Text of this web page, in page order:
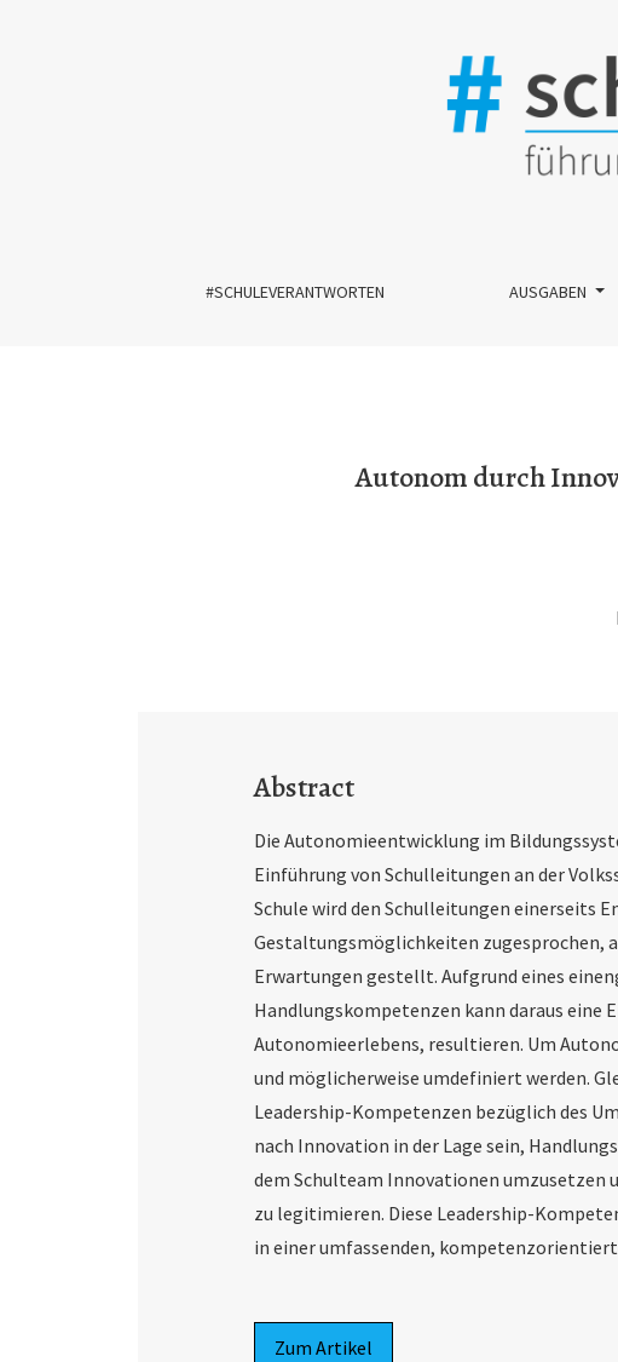
Autonom durch Innovation: Autonome Schulleitungen
#SCHULEVERANTWORTEN AUSGABEN
Autonom durch
Abstract
Die Autonomieentwicklung im
Einführung von Schulleitungen an der
Schule wird den Schulleitungen einerseits
Gestaltungsmöglichkeiten zugesprochen,
Erwartungen gestellt. Aufgrund eines
Handlungskompetenzen kann daraus eine
Autonomieerlebens, resultieren. Um
und möglicherweise umdefiniert werden.
Leadership-Kompetenzen bezüglich des
nach Innovation in der Lage sein,
dem Schulteam Innovationen umzusetzen
zu legitimieren. Diese Leadership-
in einer umfassenden,
Zum Artikel